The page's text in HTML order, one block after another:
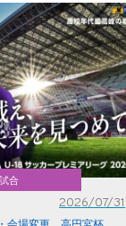
合
2026/07/31